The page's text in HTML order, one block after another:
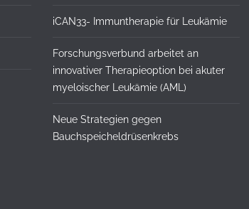
iCAN33- Immuntherapie für Leukämie
Forschungsverbund arbeitet an
innovativer Therapieoption bei akuter
myeloischer Leukämie (AML)
Neue Strategien gegen
Bauchspeicheldrüsenkrebs